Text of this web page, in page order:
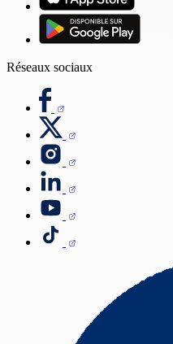
Réseaux sociaux